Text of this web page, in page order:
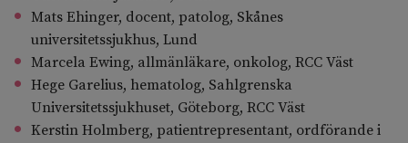
Mats Ehinger, docent, patolog, Skånes
universitetssjukhus, Lund
Marcela Ewing, allmänläkare, onkolog, RCC Väst
Hege Garelius, hematolog, Sahlgrenska
Universitetssjukhuset, Göteborg, RCC Väst
Kerstin Holmberg, patientrepresentant, ordförande i